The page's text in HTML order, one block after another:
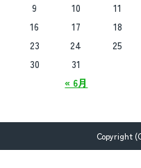
« 6月
9
10 11
16
17 18
23
24 25
30
31
Copyright